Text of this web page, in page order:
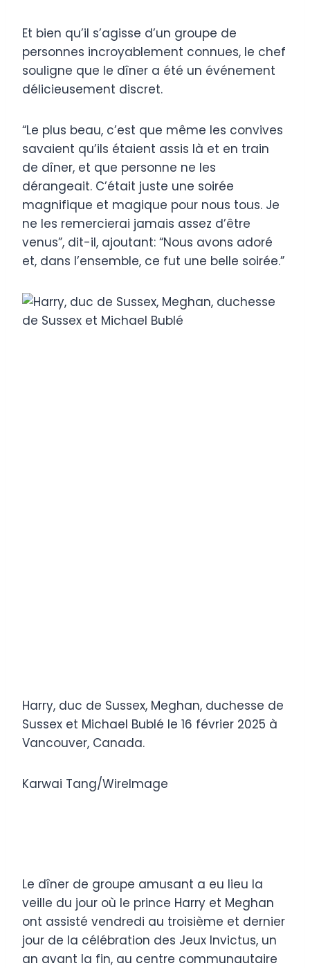
Et bien qu’il s’agisse d’un groupe de
personnes incroyablement connues, le chef
souligne que le dîner a été un événement
délicieusement discret.
“Le plus beau, c’est que même les convives
savaient qu’ils étaient assis là et en train
de dîner, et que personne ne les
dérangeait. C’était juste une soirée
magnifique et magique pour nous tous. Je
ne les remercierai jamais assez d’être
venus”, dit-il, ajoutant: “Nous avons adoré
et, dans l’ensemble, ce fut une belle soirée.”
Harry, duc de Sussex, Meghan, duchesse de
Sussex et Michael Bublé le 16 février 2025 à
Vancouver, Canada.
Karwai Tang/WireImage
Le dîner de groupe amusant a eu lieu la
veille du jour où le prince Harry et Meghan
ont assisté vendredi au troisième et dernier
jour de la célébration des Jeux Invictus, un
an avant la fin, au centre communautaire